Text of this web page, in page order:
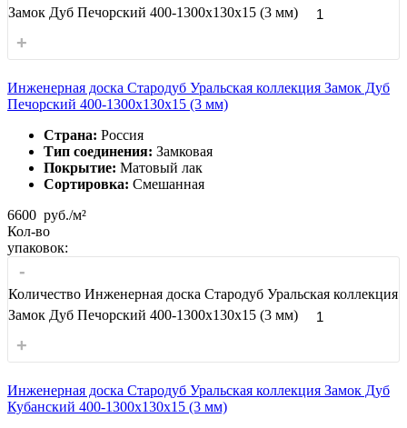
Замок Дуб Печорский 400-1300x130x15 (3 мм)
+
Инженерная доска Стародуб Уральская коллекция Замок Дуб
Печорский 400-1300x130x15 (3 мм)
Страна: Россия
Тип соединения: Замковая
Покрытие: Матовый лак
Сортировка: Смешанная
6600 руб./м²
Кол-во
упаковок:
-
Количество Инженерная доска Стародуб Уральская коллекция
Замок Дуб Печорский 400-1300x130x15 (3 мм)
+
Инженерная доска Стародуб Уральская коллекция Замок Дуб
Кубанский 400-1300x130x15 (3 мм)